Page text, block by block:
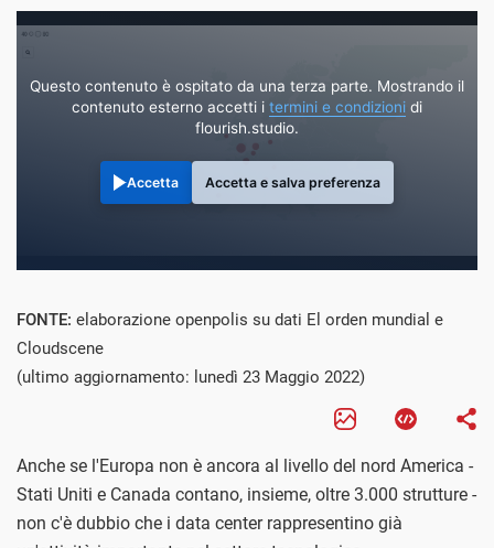
Questo contenuto è ospitato da una terza parte. Mostrando il
contenuto esterno accetti i termini e condizioni di
flourish.studio.
Accetta Accetta e salva preferenza
FONTE: elaborazione openpolis su dati El orden mundial e
Cloudscene
(ultimo aggiornamento: lunedì 23 Maggio 2022)
Anche se l'Europa non è ancora al livello del nord America -
Stati Uniti e Canada contano, insieme, oltre 3.000 strutture -
non c'è dubbio che i data center rappresentino già